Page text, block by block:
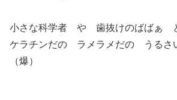
小さな科学者 や 歯抜けのばばぁ
ケラチンだの ラメラメだの うるさ
（爆）